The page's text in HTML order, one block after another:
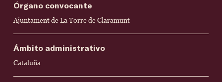
Órgano convocante
Ajuntament de La Torre de Claramunt
Ámbito administrativo
Cataluña